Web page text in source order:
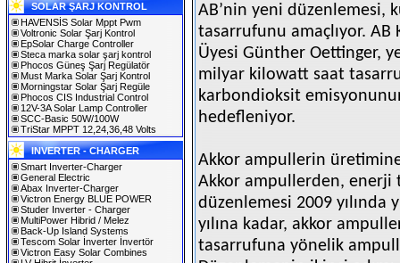
SOLAR ŞARJ KONTROL
HAVENSİS Solar Mppt Pwm
Voltronic Solar Şarj Kontrol
EpSolar Charge Controller
Steca marka solar şarj kontrol
Phocos Güneş Şarj Regülatör
Must Marka Solar Şarj Kontrol
Morningstar Solar Şarj Regüle
Phocos CIS Industrial Control
12V-3A Solar Lamp Controller
SCC-Basic 50W/100W
TriStar MPPT 12,24,36,48 Volts
INVERTER - CHARGER
Smart Inverter-Charger
General Electric
Abax Inverter-Charger
Victron Energy BLUE POWER
Studer Inverter - Charger
MultiPower Hibrid / Melez
Back-Up Island Systems
Tescom Solar İnverter İnvertör
Victron Easy Solar Combines
AB’nin yeni düzenlemesi,
tasarrufunu amaçlıyor.
Üyesi Günther Oettinger,
milyar kilowatt saat
karbondioksit
hedefleniyor.
Akkor ampullerin
Akkor ampullerden, enerji
düzenlemesi 2009 yılında
yılına kadar, akkor
tasarrufuna yönelik